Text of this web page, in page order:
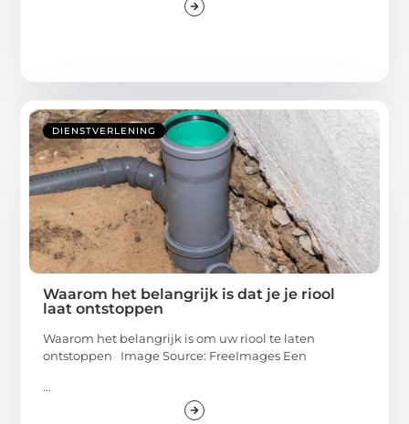
DIENSTVERLENING
Waarom het belangrijk is dat je je riool
laat ontstoppen
Waarom het belangrijk is om uw riool te laten
ontstoppen Image Source: FreeImages‍ Een
...